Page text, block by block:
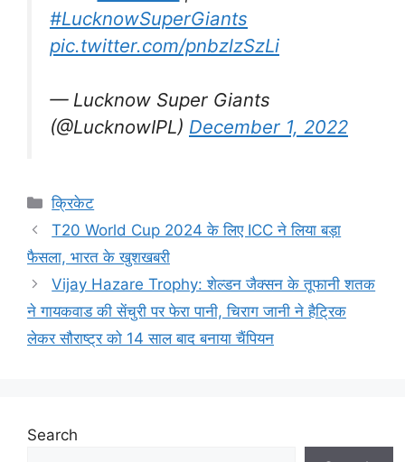
#LucknowSuperGiants
pic.twitter.com/pnbzlzSzLi
— Lucknow Super Giants
(@LucknowIPL) December 1, 2022
Categories
क्रिकेट
T20 World Cup 2024 के लिए ICC ने लिया बड़ा
फैसला, भारत के खुशखबरी
Vijay Hazare Trophy: शेल्डन जैक्सन के तूफानी शतक
ने गायकवाड की सेंचुरी पर फेरा पानी, चिराग जानी ने हैट्रिक
लेकर सौराष्ट्र को 14 साल बाद बनाया चैंपियन
Search